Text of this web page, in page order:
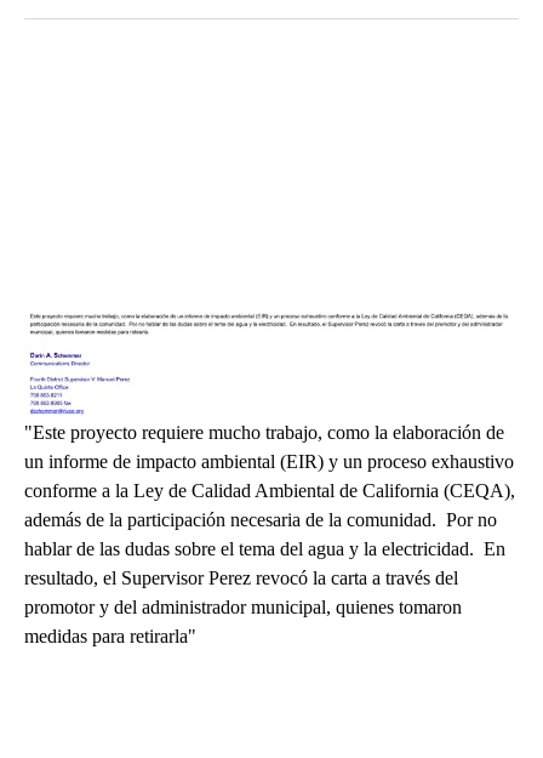
"Este proyecto requiere mucho trabajo, como la elaboración de
un informe de impacto ambiental (EIR) y un proceso exhaustivo
conforme a la Ley de Calidad Ambiental de California (CEQA),
además de la participación necesaria de la comunidad. Por no
hablar de las dudas sobre el tema del agua y la electricidad. En
resultado, el Supervisor Perez revocó la carta a través del
promotor y del administrador municipal, quienes tomaron
medidas para retirarla"